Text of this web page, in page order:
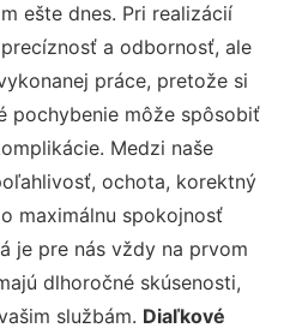
ešte dnes. Pri realizácií
a odbornosť, ale
práce, pretože si
pochybenie môže spôsobiť
Medzi naše
ochota, korektný
maximálnu spokojnosť
je pre nás vždy na prvom
dlhoročné skúsenosti,
službám. Diaľkové